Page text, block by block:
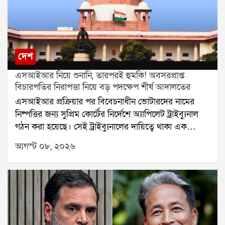
দেশ
এসআইআর নিয়ে শুনানি, তারপরই হুমকি! অবসরপ্রাপ্ত
বিচারপতির নিরাপত্তা নিয়ে বড় পদক্ষেপ শীর্ষ আদালতের
এসআইআর প্রক্রিয়ার পর বিবেচনাধীন ভোটারদের নামের
নিষ্পত্তির জন্য সুপ্রিম কোর্টের নির্দেশে অ্যাপিলেট ট্রাইব্যুনাল
গঠন করা হয়েছে। সেই ট্রাইব্যুনালের দায়িত্বে থাকা এক
অবসরপ্রাপ্ত বিচারপতির নিরাপত্তা নিয়ে এবার প্রশ্ন উঠল।
হুমকি, পথ দুর্ঘটনা এবং বাড়িতে চিঠি আসার অভিযোগের পর
বিষয়টি পৌঁছল সুপ্রিম কোর্টে। এবার নিরাপত্তার বিষয়টি
খতিয়ে দেখে প্রয়োজনীয় ব্যবস্থা নেওয়ার জন্য কলকাতা
হাইকোর্টের প্রধান বিচারপতিকে নির্দেশ দিল শীর্ষ আদালত।
অবসরপ্রাপ্ত ওই বিচারপতির ছেলে তাঁর বাবার নিরাপত্তা নিয়ে
সুপ্রিম কোর্টে আবেদন করেন। আবেদনে বলা হয়, এসআইআর
আগস্ট ০৮, ২০২৬